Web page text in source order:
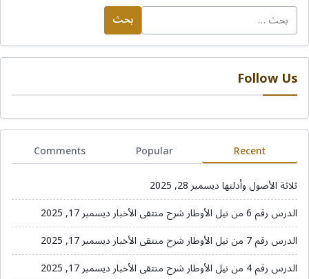
البحث
عن:
Follow Us
Recent
Popular
Comments
ثلاثة الأصول وأدلتهاديسمبر 28, 2025
الدرس رقم 6 من نيل الأوطار شرح منتقى الأخبار
ديسمبر 17, 2025
الدرس رقم 7 من نيل الأوطار شرح منتقى الأخبار
ديسمبر 17, 2025
الدرس رقم 4 من نيل الأوطار شرح منتقى الأخبار
ديسمبر 17, 2025